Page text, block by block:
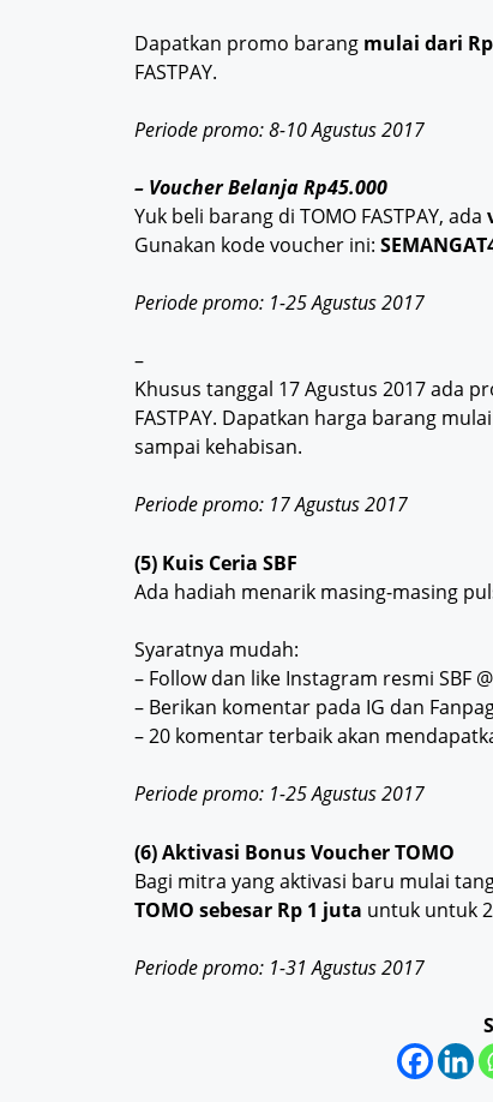
Dapatkan promo barang mulai dari
FASTPAY.
Periode promo: 8-10 Agustus 2017
– Voucher Belanja Rp45.000
Yuk beli barang di TOMO FASTPAY, ada
Gunakan kode voucher ini:
Periode promo: 1-25 Agustus 2017
–
Khusus tanggal 17 Agustus 2017 ada
FASTPAY. Dapatkan harga barang
sampai kehabisan.
Periode promo: 17 Agustus 2017
(5) Kuis Ceria SBF
Ada hadiah menarik masing-masing
Syaratnya mudah:
– Follow dan like Instagram resmi SBF
– Berikan komentar pada IG dan
– 20 komentar terbaik akan
Periode promo: 1-25 Agustus 2017
(6) Aktivasi Bonus Voucher TOMO
Bagi mitra yang aktivasi baru mulai
TOMO sebesar Rp 1 juta untuk untuk
Periode promo: 1-31 Agustus 2017